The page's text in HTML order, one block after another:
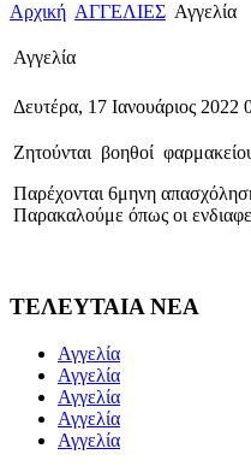
Αρχική ΑΓΓΕΛΙΕΣ Αγγελία
Αγγελία
Δευτέρα, 17 Ιανουάριος 2022
Ζητούνται βοηθοί
Παρέχονται 6μηνη
Παρακαλούμε όπως οι
ΤΕΛΕΥΤΑΙΑ ΝΕΑ
Αγγελία
Αγγελία
Αγγελία
Αγγελία
Αγγελία